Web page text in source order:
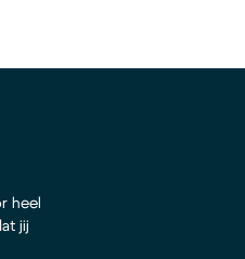
heel
jij